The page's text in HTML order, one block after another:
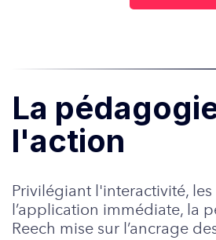
La
l'action
Privilégiant l'interactivité,
l’application immédiate, la
Reech mise sur l’ancrage